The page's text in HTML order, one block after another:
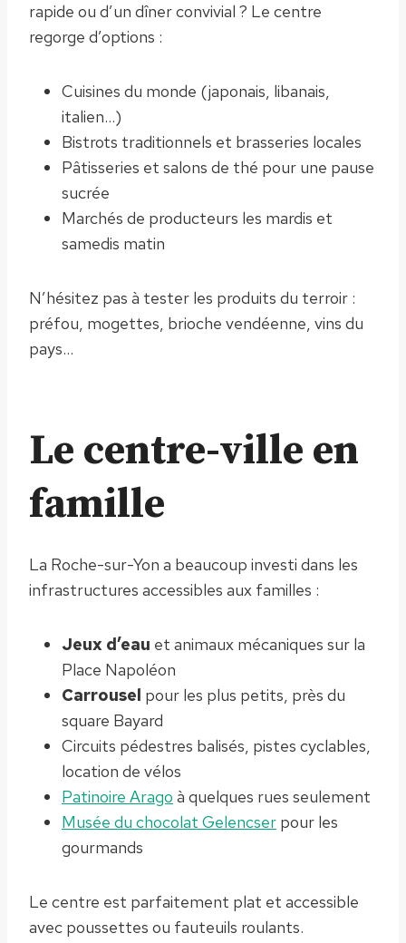
rapide ou d’un dîner convivial ? Le centre
regorge d’options :
Cuisines du monde (japonais, libanais,
italien…)
Bistrots traditionnels et brasseries locales
Pâtisseries et salons de thé pour une pause
sucrée
Marchés de producteurs les mardis et
samedis matin
N’hésitez pas à tester les produits du terroir :
préfou, mogettes, brioche vendéenne, vins du
pays…
Le centre-ville en
famille
La Roche-sur-Yon a beaucoup investi dans les
infrastructures accessibles aux familles :
Jeux d’eau et animaux mécaniques sur la
Place Napoléon
Carrousel pour les plus petits, près du
square Bayard
Circuits pédestres balisés, pistes cyclables,
location de vélos
Patinoire Arago à quelques rues seulement
Musée du chocolat Gelencser pour les
gourmands
Le centre est parfaitement plat et accessible
avec poussettes ou fauteuils roulants.